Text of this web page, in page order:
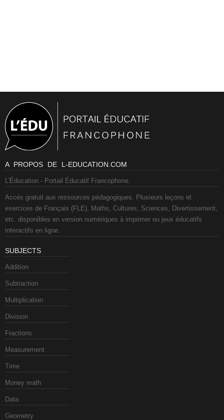
A PROPOS DE L-EDUCATION.COM
L'Éducation - Portail Éducatif Francophone.
Accès gratuit aux ressources pédagogiques. Plusieurs leçons et
exercices de Français (FLE), Maths, Cultures, Sciences, Divertissement,
etc. disponibles en version numériques à imprimer ou jeux éducatifs
interactifs en ligne.
SUBJECTS
Addition
Subtraction
Multiplication
Division
Fractions
Measurement
Time
Money math
Data
Geometry